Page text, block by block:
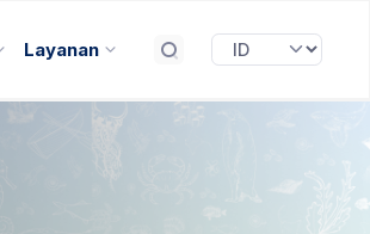
Layanan